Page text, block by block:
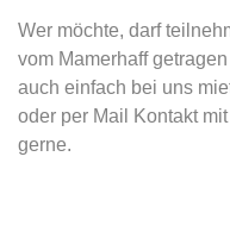
Wer möchte, darf
vom Mamerhaff
auch einfach bei uns
oder per Mail Kontakt
gerne.